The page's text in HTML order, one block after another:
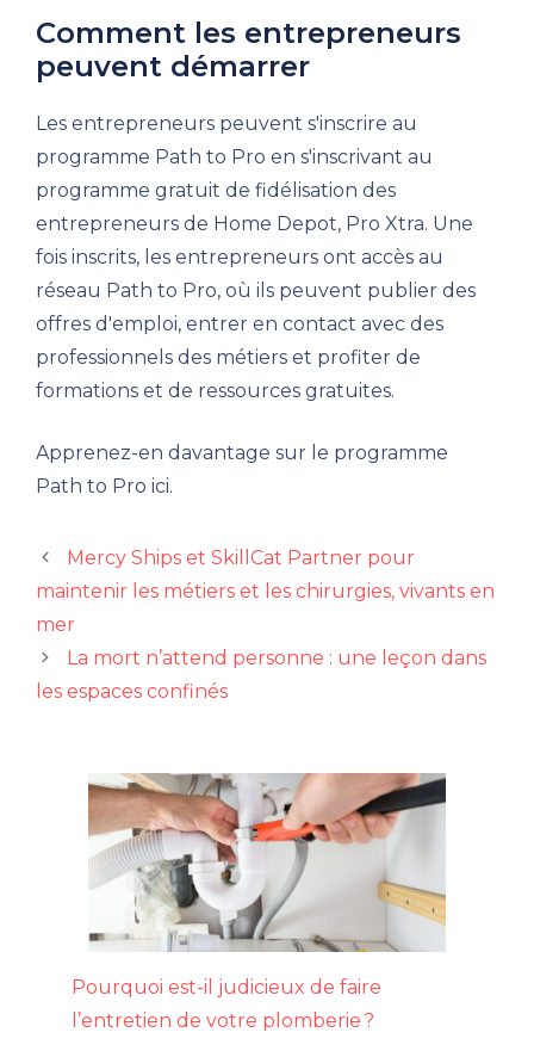
Comment les entrepreneurs
peuvent démarrer
Les entrepreneurs peuvent s'inscrire au
programme Path to Pro en s'inscrivant au
programme gratuit de fidélisation des
entrepreneurs de Home Depot, Pro Xtra. Une
fois inscrits, les entrepreneurs ont accès au
réseau Path to Pro, où ils peuvent publier des
offres d'emploi, entrer en contact avec des
professionnels des métiers et profiter de
formations et de ressources gratuites.
Apprenez-en davantage sur le programme
Path to Pro ici.
Mercy Ships et SkillCat Partner pour
maintenir les métiers et les chirurgies, vivants en
mer
La mort n’attend personne : une leçon dans
les espaces confinés
Pourquoi est-il judicieux de faire
l’entretien de votre plomberie ?